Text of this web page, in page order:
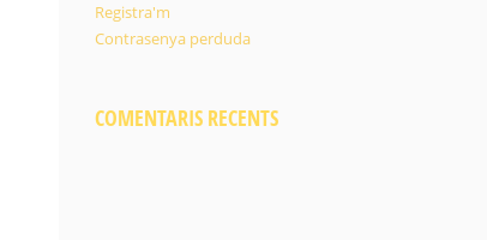
Registra'm
Contrasenya perduda
COMENTARIS RECENTS